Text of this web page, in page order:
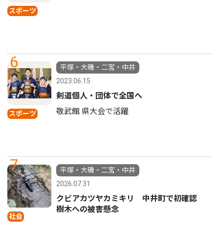
スポーツ
6
スポーツ
平塚・大磯・二宮・中井
2023.06.15
剣道個人・団体で全国へ
敬武館 県大会で活躍
7
社会
平塚・大磯・二宮・中井
2026.07.31
クビアカツヤカミキリ 中井町で初確認
樹木への被害懸念